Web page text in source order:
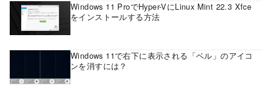
Windows 11 ProでHyper-VにLinux Mint 22.3 Xfce
をインストールする方法
Windows 11で右下に表示される「ベル」のアイコ
ンを消すには？